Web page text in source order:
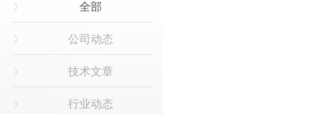
全部
公司动态
技术文章
行业动态